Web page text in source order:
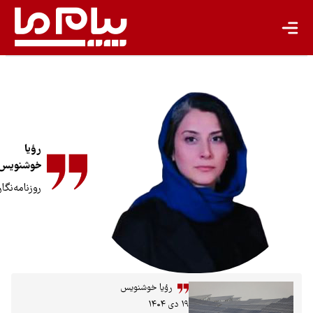
باشگاه نویسندگان
رؤیا
خوشنویس
روزنامه‌نگار
رؤیا خوشنویس
۱۹ دی ۱۴۰۴